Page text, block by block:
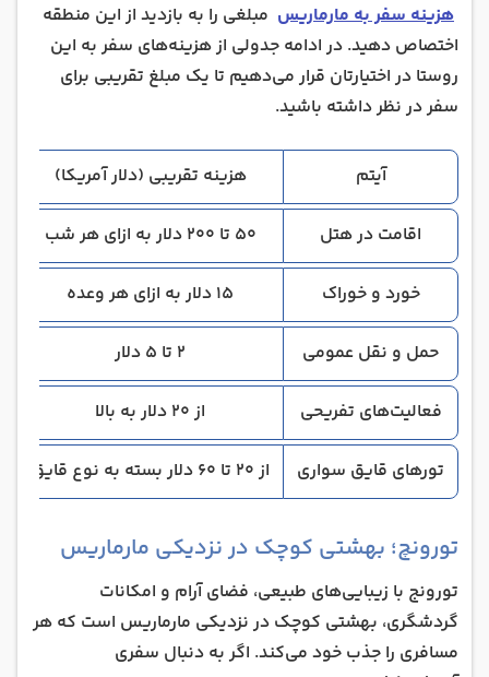
هزینه سفر به مارماریس مبلغی را به بازدید از این منطقه
اختصاص دهید. در ادامه جدولی از هزینه‌های سفر به این
روستا در اختیارتان قرار می‌دهیم تا یک مبلغ تقریبی برای
سفر در نظر داشته باشید.
آیتم هزینه تقریبی (دلار آمریکا)
اقامت در هتل ۵۰ تا ۲۰۰ دلار به ازای هر شب
خورد و خوراک ۱۵ دلار به ازای هر وعده
حمل و نقل عمومی ۲ تا ۵ دلار
فعالیت‌های تفریحی از ۲۰ دلار به بالا
تورهای قایق سواری از ۲۰ تا ۶۰ دلار بسته به نوع قایق
تورونچ؛ بهشتی کوچک در نزدیکی مارماریس
تورونج با زیبایی‌های طبیعی، فضای آرام و امکانات
گردشگری، بهشتی کوچک در نزدیکی مارماریس است که هر
مسافری را جذب خود می‌کند. اگر به دنبال سفری